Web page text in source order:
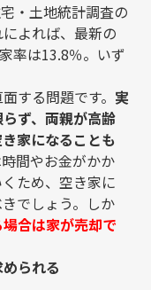
・土地統計調査の
よれば、最新の
率は13.8％。いず
する問題です。 実
ず、両親が高齢
家になることも
間やお金がかか
ため、空き家に
でしょう。しか
合は家が売却で
られる